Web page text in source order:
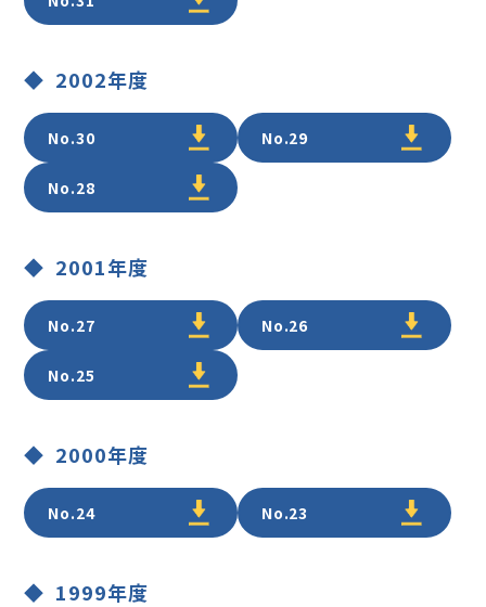
2002年度
No.30 No.29
No.28
2001年度
No.27 No.26
No.25
2000年度
No.24 No.23
1999年度